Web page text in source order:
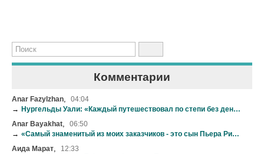
Комментарии
Anar Fazylzhan, 04:04
→
Нургельды Уали: «Каждый путешествовал по степи без денег и сколько угодно времени»
Anar Bayakhat, 06:50
→ «Самый знаменитый из моих заказчиков - это сын Пьера Ришара»
Аида Марат,
12:33